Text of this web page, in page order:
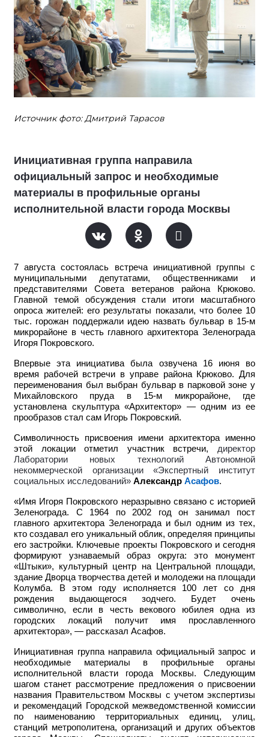
Источник фото: Дмитрий Тарасов
Инициативная группа направила
официальный запрос и необходимые
материалы в профильные органы
исполнительной власти города Москвы
7 августа состоялась встреча инициативной группы с
муниципальными депутатами, общественниками и
представителями Совета ветеранов района Крюково.
Главной темой обсуждения стали итоги масштабного
опроса жителей: его результаты показали, что более 10
тыс. горожан поддержали идею назвать бульвар в 15-м
микрорайоне в честь главного архитектора Зеленограда
Игоря Покровского.
Впервые эта инициатива была озвучена 16 июня во
время рабочей встречи в управе района Крюково. Для
переименования был выбран бульвар в парковой зоне у
Михайловского пруда в 15-м микрорайоне, где
установлена скульптура «Архитектор» — одним из ее
прообразов стал сам Игорь Покровский.
Символичность присвоения имени архитектора именно
этой локации отметил участник встречи, директор
Лаборатории новых технологий Автономной
некоммерческой организации «Экспертный институт
социальных исследований» Александр Асафов.
«Имя Игоря Покровского неразрывно связано с историей
Зеленограда. С 1964 по 2002 год он занимал пост
главного архитектора Зеленограда и был одним из тех,
кто создавал его уникальный облик, определяя принципы
его застройки. Ключевые проекты Покровского и сегодня
формируют узнаваемый образ округа: это монумент
«Штыки», культурный центр на Центральной площади,
здание Дворца творчества детей и молодежи на площади
Колумба. В этом году исполняется 100 лет со дня
рождения выдающегося зодчего. Будет очень
символично, если в честь векового юбилея одна из
городских локаций получит имя прославленного
архитектора», — рассказал Асафов.
Инициативная группа направила официальный запрос и
необходимые материалы в профильные органы
исполнительной власти города Москвы. Следующим
шагом станет рассмотрение предложения о присвоении
названия Правительством Москвы с учетом экспертизы
и рекомендаций Городской межведомственной комиссии
по наименованию территориальных единиц, улиц,
станций метрополитена, организаций и других объектов